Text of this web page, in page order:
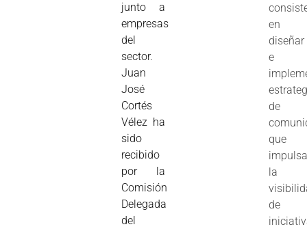
junto a
empresas
del
sector.
Juan
José
Cortés
Vélez ha
sido
recibido
por la
Comisión
Delegada
del
en
diseñar
e
de
que
la
de